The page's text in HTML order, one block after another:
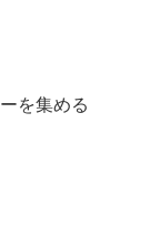
を集める